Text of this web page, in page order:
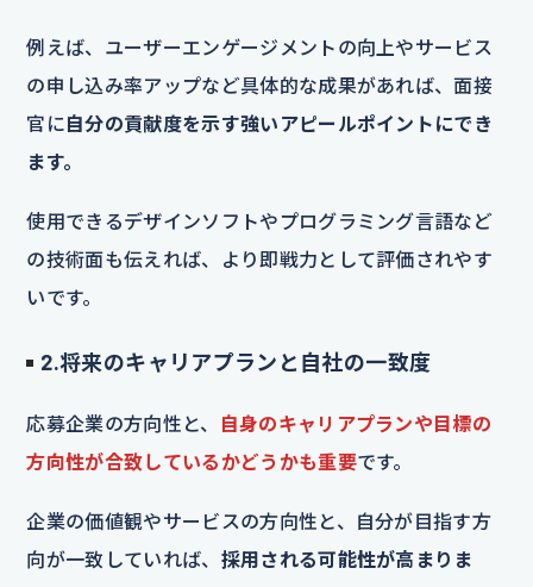
例えば、ユーザーエンゲージメントの向上やサービス
の申し込み率アップなど具体的な成果があれば、面接
官に 自分の貢献度を示す強いアピールポイントにでき
ます。
使用できるデザインソフトやプログラミング言語など
の技術面も伝えれば、より即戦力として評価されやす
いです。
2.将来のキャリアプランと自社の一致度
応募企業の方向性と、
自身のキャリアプランや目標の
方向性が合致しているかどうかも重要です。
企業の価値観やサービスの方向性と、自分が目指す方
向が一致していれば、 採用される可能性が高まりま